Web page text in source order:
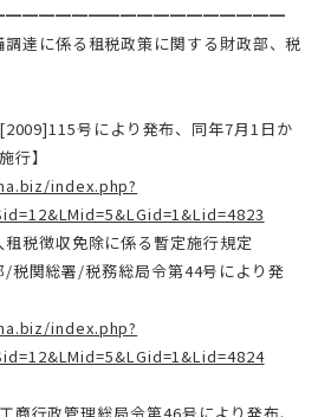
達に係る租税政策に関する財政部、税
号により発布、同年7月1日か
行】
index.php?
税徴収免除に係る暫定施行規定
/税関総署/税務総局令第44号により発
index.php?